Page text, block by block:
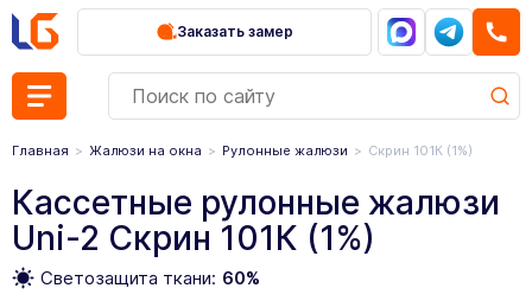
Заказать замер
Главная Жалюзи на окна Рулонные жалюзи Скрин 101К (1%)
Кассетные рулонные жалюзи
Uni-2 Скрин 101К (1%)
Светозащита ткани: 60%